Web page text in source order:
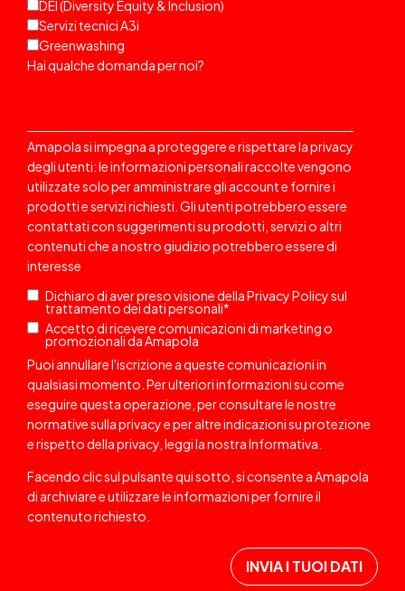
DEI (Diversity Equity & Inclusion)
Servizi tecnici A3i
Greenwashing
Hai qualche domanda per noi?
Amapola si impegna a proteggere e rispettare la privacy
degli utenti: le informazioni personali raccolte vengono
utilizzate solo per amministrare gli account e fornire i
prodotti e servizi richiesti. Gli utenti potrebbero essere
contattaticon suggerimenti su prodotti, servizi o altri
contenuti che a nostro giudizio potrebbero essere di
interesse
Dichiaro di aver preso visione dellaPrivacy Policysul
trattamento dei dati personali*
Accetto di ricevere comunicazioni di marketing o
promozionali da Amapola
Puoi annullare l'iscrizione a queste comunicazioni in
qualsiasi momento. Per ulteriori informazioni su come
eseguire questa operazione, per consultare le nostre
normative sulla privacy e per altre indicazioni su protezione
e rispetto della privacy, leggi la nostraInformativa
Facendo clic sul pulsante qui sotto, si consente a Amapola
di archiviare e utilizzare le informazioni per fornire il
contenuto richiesto.